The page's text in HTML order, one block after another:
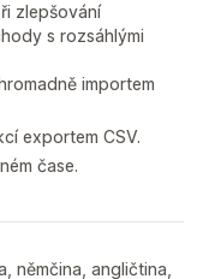
zlepšování
s rozsáhlými
importem
exportem CSV.
čase.
němčina, angličtina,